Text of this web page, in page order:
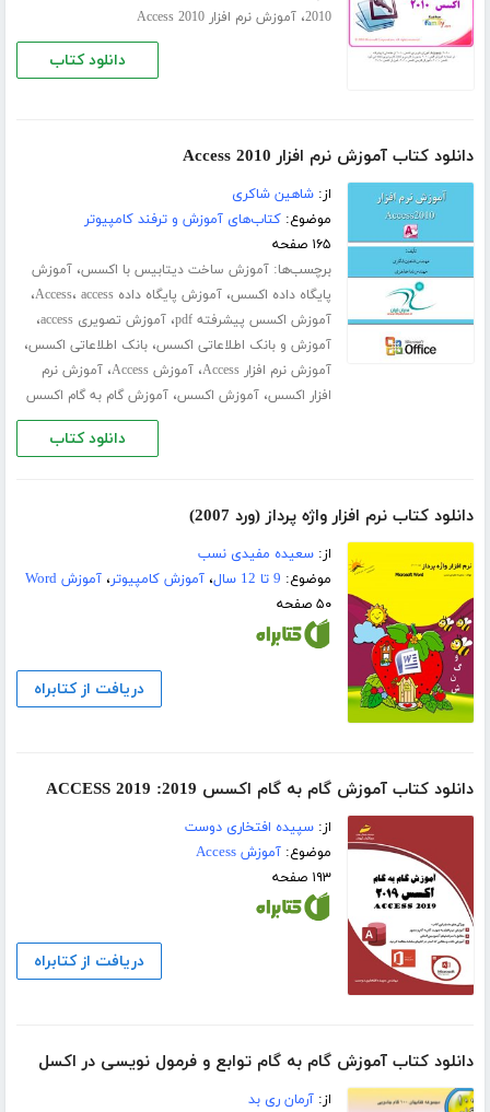
2010،آموزش نرم افزار Access 2010
دانلود کتاب
دانلود کتاب آموزش نرم افزار Access 2010
از:شاهین شاکری
موضوع:کتاب‌های آموزش و ترفند کامپیوتر
۱۶۵ صفحه
برچسب‌ها:آموزش ساخت دیتابیس با اکسس،آموزش
پایگاه داده اکسس،آموزش پایگاه داده Access ، access ،
آموزش اکسس پیشرفته pdf ،آموزش تصویری access ،
آموزش و بانک اطلاعاتی اکسس،بانک اطلاعاتی اکسس،
آموزش نرم افزار Access ،آموزش Access ،آموزش نرم
افزار اکسس،آموزش اکسس،آموزش گام به گام اکسس
دانلود کتاب
دانلود کتاب نرم افزار واژه پرداز (ورد 2007)
از:سعیده مفیدی نسب
موضوع: 9 تا 12 سال ،آموزش کامپیوتر،آموزش Word
۵۰ صفحه
دریافت از کتابراه
دانلود کتاب آموزش گام به گام اکسس 2019: 2019 ACCESS
از:سپیده افتخاری دوست
موضوع:آموزش Access
۱۹۳ صفحه
دریافت از کتابراه
دانلود کتاب آموزش گام به گام توابع و فرمول نویسی در اکسل
از:آرمان ری بد